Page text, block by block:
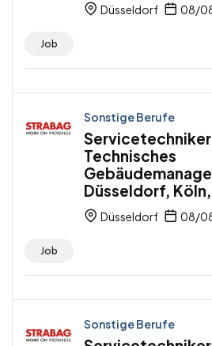
Düsseldorf 08/
Job
Sonstige Berufe
Technisches
Düsseldorf, Köln,
Düsseldorf 08/
Job
Sonstige Berufe